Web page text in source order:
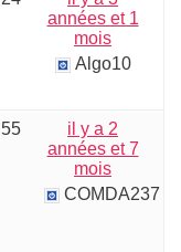
années et 1
mois
Algo10
55
il y a 2
années et 7
mois
COMDA237